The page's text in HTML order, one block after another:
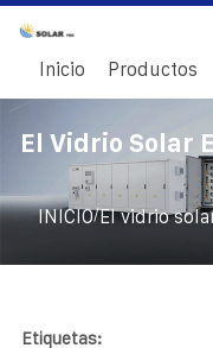
Inicio Productos
El Vidrio Solar
INICIO/El vidrio
Etiquetas: